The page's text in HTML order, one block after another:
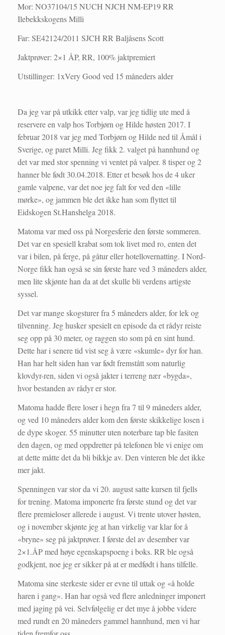
Mor: NO37104/15 NUCH NJCH NM-EP19 RR
Ilebekkskogens Milli
Far: SE42124/2011 SJCH RR Baljåsens Scott
Jaktprøver: 2×1 ÅP, RR, 100% jaktpremiert
Utstillinger: 1xVery Good ved 15 måneders alder
Da jeg var på utkikk etter valp, var jeg tidlig ute med å
reservere en valp hos Torbjørn og Hilde høsten 2017. I
februar 2018 var jeg med Torbjørn og Hilde ned til Åmål i
Sverige, og paret Milli. Jeg fikk 2. valget på hannhund og
det var med stor spenning vi ventet på valper. 8 tisper og 2
hanner ble født 30.04.2018. Etter et besøk hos de 4 uker
gamle valpene, var det noe jeg falt for ved den «lille
mørke», og jammen ble det ikke han som flyttet til
Eidskogen St.Hanshelga 2018.
Matoma var med oss på Norgesferie den første sommeren.
Det var en spesiell krabat som tok livet med ro, enten det
var i bilen, på ferge, på gåtur eller hotellovernatting. I Nord-
Norge fikk han også se sin første hare ved 3 måneders alder,
men lite skjønte han da at det skulle bli verdens artigste
syssel.
Det var mange skogsturer fra 5 måneders alder, for lek og
tilvenning. Jeg husker spesielt en episode da et rådyr reiste
seg opp på 30 meter, og raggen sto som på en sint hund.
Dette har i senere tid vist seg å være «skumle» dyr for han.
Han har helt siden han var født fremstått som naturlig
klovdyr-ren, siden vi også jakter i terreng nær «bygda»,
hvor bestanden av rådyr er stor.
Matoma hadde flere loser i hegn fra 7 til 9 måneders alder,
og ved 10 måneders alder kom den første skikkelige losen i
de dype skoger. 55 minutter uten noterbare tap ble fasiten
den dagen, og med oppdretter på telefonen ble vi enige om
at dette måtte det da bli bikkje av. Den vinteren ble det ikke
mer jakt.
Spenningen var stor da vi 20. august satte kursen til fjells
for trening. Matoma imponerte fra første stund og det var
flere premieloser allerede i august. Vi trente utover høsten,
og i november skjønte jeg at han virkelig var klar for å
«bryne» seg på jaktprøver. I første del av desember var
2×1.ÅP med høye egenskapspoeng i boks. RR ble også
godkjent, noe jeg er sikker på at er medfødt i hans tilfelle.
Matoma sine sterkeste sider er evne til uttak og «å holde
haren i gang». Han har også ved flere anledninger imponert
med jaging på vei. Selvfølgelig er det mye å jobbe videre
med rundt en 20 måneders gammel hannhund, men vi har